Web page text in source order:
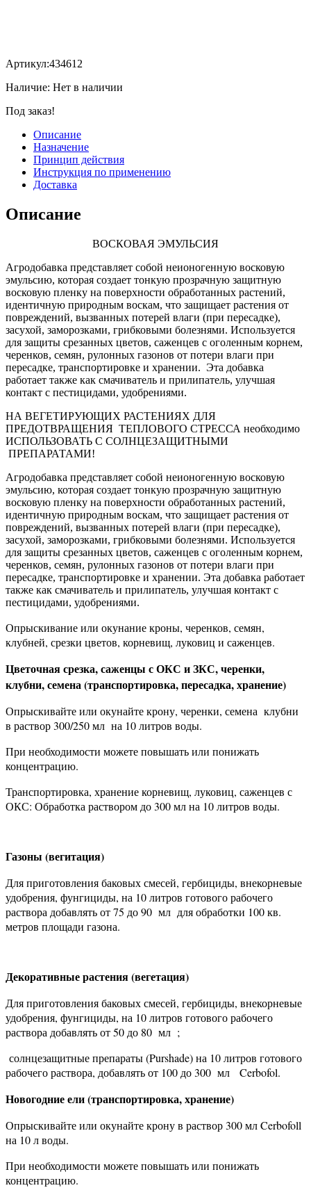
Артикул:434612
Наличие: Нет в наличии
Под заказ!
Описание
Назначение
Принцип действия
Инструкция по применению
Доставка
Описание
ВОСКОВАЯ ЭМУЛЬСИЯ
Агродобавка представляет собой неионогенную восковую
эмульсию, которая создает тонкую прозрачную защитную
восковую пленку на поверхности обработанных растений,
идентичную природным воскам, что защищает растения от
повреждений, вызванных потерей влаги (при пересадке),
засухой, заморозками, грибковыми болезнями. Используется
для защиты срезанных цветов, саженцев с оголенным корнем,
черенков, семян, рулонных газонов от потери влаги при
пересадке, транспортировке и хранении. Эта добавка
работает также как смачиватель и прилипатель, улучшая
контакт с пестицидами, удобрениями.
НА ВЕГЕТИРУЮЩИХ РАСТЕНИЯХ ДЛЯ
ПРЕДОТВРАЩЕНИЯ ТЕПЛОВОГО СТРЕССА необходимо
ИСПОЛЬЗОВАТЬ С СОЛНЦЕЗАЩИТНЫМИ
ПРЕПАРАТАМИ!
Агродобавка представляет собой неионогенную восковую
эмульсию, которая создает тонкую прозрачную защитную
восковую пленку на поверхности обработанных растений,
идентичную природным воскам, что защищает растения от
повреждений, вызванных потерей влаги (при пересадке),
засухой, заморозками, грибковыми болезнями. Используется
для защиты срезанных цветов, саженцев с оголенным корнем,
черенков, семян, рулонных газонов от потери влаги при
пересадке, транспортировке и хранении. Эта добавка работает
также как смачиватель и прилипатель, улучшая контакт с
пестицидами, удобрениями.
Опрыскивание или окунание кроны, черенков, семян,
клубней, срезки цветов, корневищ, луковиц и саженцев.
Цветочная срезка, саженцы с ОКС и ЗКС, черенки,
клубни, семена (транспортировка, пересадка, хранение)
Опрыскивайте или окунайте крону, черенки, семена клубни
в раствор 300/250 мл на 10 литров воды.
При необходимости можете повышать или понижать
концентрацию.
Транспортировка, хранение корневищ, луковиц, саженцев с
ОКС: Обработка раствором до 300 мл на 10 литров воды.
Газоны (вегитация)
Для приготовления баковых смесей, гербициды, внекорневые
удобрения, фунгициды, на 10 литров готового рабочего
раствора добавлять от 75 до 90 мл для обработки 100 кв.
метров площади газона.
Декоративные растения (вегетация)
Для приготовления баковых смесей, гербициды, внекорневые
удобрения, фунгициды, на 10 литров готового рабочего
раствора добавлять от 50 до 80 мл ;
солнцезащитные препараты (Purshade) на 10 литров готового
рабочего раствора, добавлять от 100 до 300 мл Cerbofol.
Новогодние ели (транспортировка, хранение)
Опрыскивайте или окунайте крону в раствор 300 мл Cerbofoll
на 10 л воды.
При необходимости можете повышать или понижать
концентрацию.